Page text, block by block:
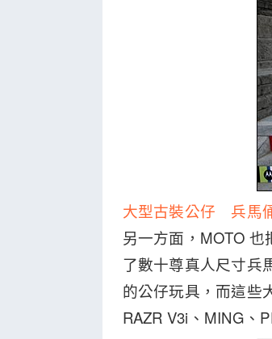
大型古裝公仔 兵馬
另一方面，MOTO
了數十尊真人尺寸兵
的公仔玩具，而這些
RAZR V3i、MING、